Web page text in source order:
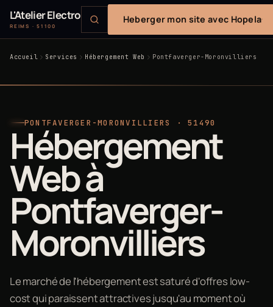
L'Atelier Electro
REIMS · 51100
Heberger mon site avec Hopela
Accueil Services Hébergement Web Pontfaverger-Moronvilliers
PONTFAVERGER-MORONVILLIERS · 51490
Hébergement
Web à
Pontfaverger-
Moronvilliers
Le marché de l'hébergement est saturé d'offres low-
cost qui paraissent attractives jusqu'au moment où